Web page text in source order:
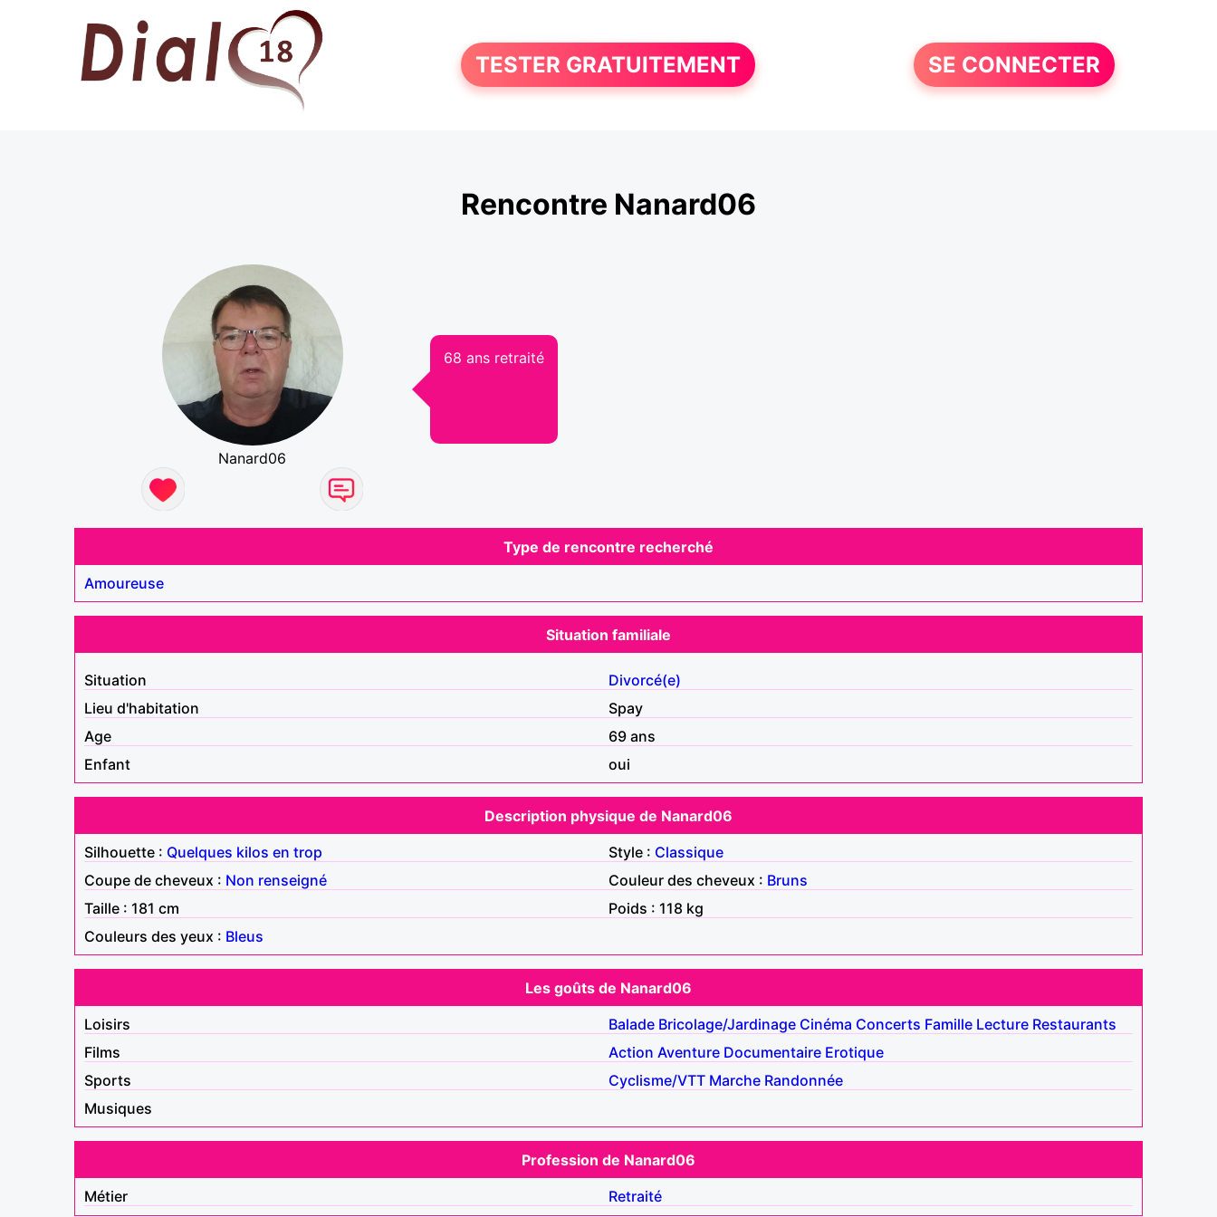
TESTER GRATUITEMENT SE CONNECTER
Rencontre Nanard06
Nanard06
68 ans retraité
Type de rencontre recherché
Amoureuse
Situation familiale
Situation
Divorcé(e)
Lieu d'habitation
Spay
Age
69 ans
Enfant
oui
Description physique de Nanard06
Silhouette : Quelques kilos en trop Style : Classique
Coupe de cheveux : Non renseigné Couleur des cheveux : Bruns
Taille : 181 cm
Poids : 118 kg
Couleurs des yeux : Bleus
Les goûts de Nanard06
Loisirs
Balade Bricolage/Jardinage Cinéma Concerts Famille Lecture Restaurants
Films
Action Aventure Documentaire Erotique
Sports
Cyclisme/VTT Marche Randonnée
Musiques
Profession de Nanard06
Métier
Retraité